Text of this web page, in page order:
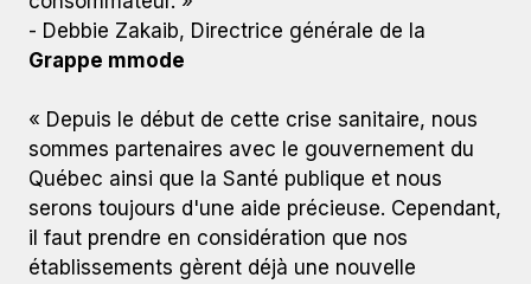
- Debbie Zakaib, Directrice générale de la
Grappe mmode
« Depuis le début de cette crise sanitaire, nous
sommes partenaires avec le gouvernement du
Québec ainsi que la Santé publique et nous
serons toujours d'une aide précieuse. Cependant,
il faut prendre en considération que nos
établissements gèrent déjà une nouvelle